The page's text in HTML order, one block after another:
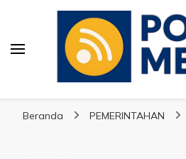
Beranda PEMERINTAHAN